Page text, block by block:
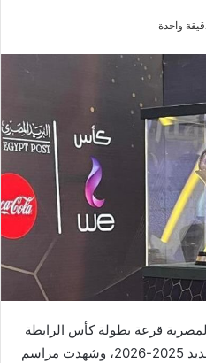
واحدة
المصرية قرعة بطولة كأس الرابطة
“كأس عاصمة مصر” للموسم الجديد 2025-2026، وشهدت مراسم